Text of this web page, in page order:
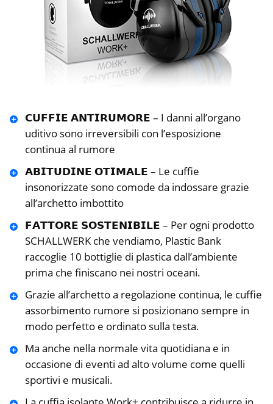
𝗖𝗨𝗙𝗙𝗜𝗘 𝗔𝗡𝗧𝗜𝗥𝗨𝗠𝗢𝗥𝗘 – I danni all’organo
uditivo sono irreversibili con l’esposizione
continua al rumore
𝗔𝗕𝗜𝗧𝗨𝗗𝗜𝗡𝗘 𝗢𝗧𝗜𝗠𝗔𝗟𝗘 – Le cuffie
insonorizzate sono comode da indossare grazie
all’archetto imbottito
𝗙𝗔𝗧𝗧𝗢𝗥𝗘 𝗦𝗢𝗦𝗧𝗘𝗡𝗜𝗕𝗜𝗟𝗘 – Per ogni prodotto
SCHALLWERK che vendiamo, Plastic Bank
raccoglie 10 bottiglie di plastica dall’ambiente
prima che finiscano nei nostri oceani.
Grazie all’archetto a regolazione continua, le cuffie
assorbimento rumore si posizionano sempre in
modo perfetto e ordinato sulla testa.
Ma anche nella normale vita quotidiana e in
occasione di eventi ad alto volume come quelli
sportivi e musicali.